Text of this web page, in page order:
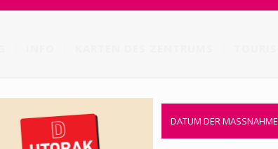
DATUM DER MASSNAHME